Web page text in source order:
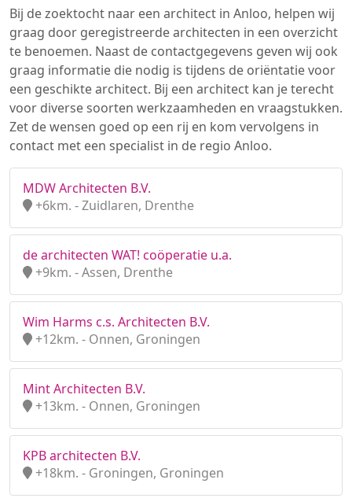
Bij de zoektocht naar een architect in Anloo, helpen wij
graag door geregistreerde architecten in een overzicht
te benoemen. Naast de contactgegevens geven wij ook
graag informatie die nodig is tijdens de oriëntatie voor
een geschikte architect. Bij een architect kan je terecht
voor diverse soorten werkzaamheden en vraagstukken.
Zet de wensen goed op een rij en kom vervolgens in
contact met een specialist in de regio Anloo.
MDW Architecten B.V.
+6km. - Zuidlaren, Drenthe
de architecten WAT! coöperatie u.a.
+9km. - Assen, Drenthe
Wim Harms c.s. Architecten B.V.
+12km. - Onnen, Groningen
Mint Architecten B.V.
+13km. - Onnen, Groningen
KPB architecten B.V.
+18km. - Groningen, Groningen